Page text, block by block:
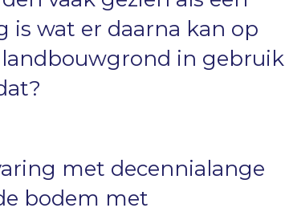
is wat er daarna kan op
in gebruik
met decennialange
bodem met